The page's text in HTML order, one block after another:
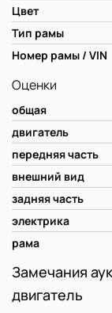
Цвет
Тип рамы
Номер рамы / VIN
Оценки
общая
двигатель
передняя часть
внешний вид
задняя часть
электрика
рама
Замечания
двигатель